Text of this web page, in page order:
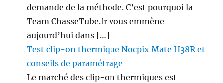
demande de la méthode. C’est pourquoi la
Team ChasseTube.fr vous emmène
aujourd’hui dans […]
Test clip-on thermique Nocpix Mate H38R et
conseils de paramétrage
Le marché des clip-on thermiques est